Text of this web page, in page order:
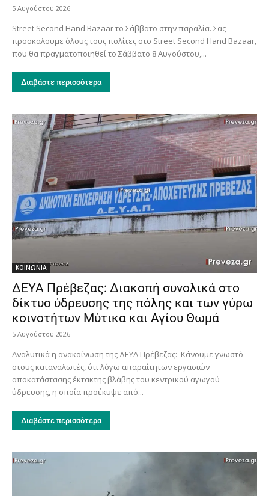
5 Αυγούστου 2026
Street Second Hand Bazaar το Σάββατο στην παραλία. Σας
προσκαλουμε όλους τους πολίτες στο Street Second Hand Bazaar,
που θα πραγματοποιηθεί το Σάββατο 8 Αυγούστου,...
Διαβάστε περισσότερα
ΚΟΙΝΩΝΙΑ
ΔΕΥΑ Πρέβεζας: Διακοπή συνολικά στο
δίκτυο ύδρευσης της πόλης και των γύρω
κοινοτήτων Μύτικα και Αγίου Θωμά
5 Αυγούστου 2026
Αναλυτικά η ανακοίνωση της ΔΕΥΑ Πρέβεζας: Κάνουμε γνωστό
στους καταναλωτές, ότι λόγω απαραίτητων εργασιών
αποκατάστασης έκτακτης βλάβης του κεντρικού αγωγού
ύδρευσης, η οποία προέκυψε από...
Διαβάστε περισσότερα